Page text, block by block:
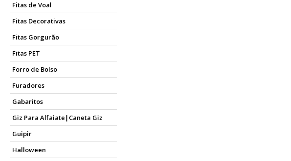
Fitas de Voal
Fitas Decorativas
Fitas Gorgurão
Fitas PET
Forro de Bolso
Furadores
Gabaritos
Giz Para Alfaiate|Caneta Giz
Guipir
Halloween